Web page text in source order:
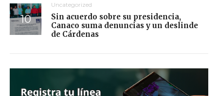
Uncategorized
Sin acuerdo sobre su presidencia,
Canaco suma denuncias y un deslinde
de Cárdenas